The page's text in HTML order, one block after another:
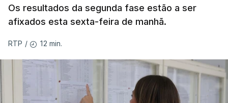
Os resultados da segunda fase estão a ser
afixados esta sexta-feira de manhã.
RTP / 12 min.